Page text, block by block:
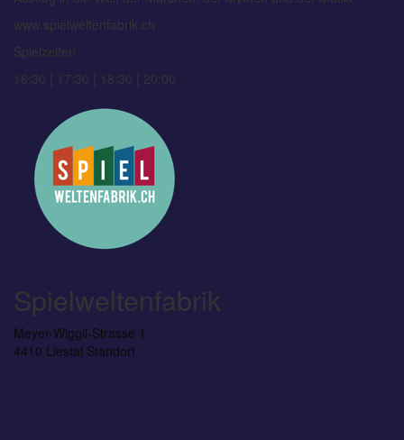
www.spielweltenfabrik.ch
Spielzeiten
16:30 | 17:30 | 18:30 | 20:00
Spielweltenfabrik
Meyer-Wiggli-Strasse 1
4410 Liestal Standort